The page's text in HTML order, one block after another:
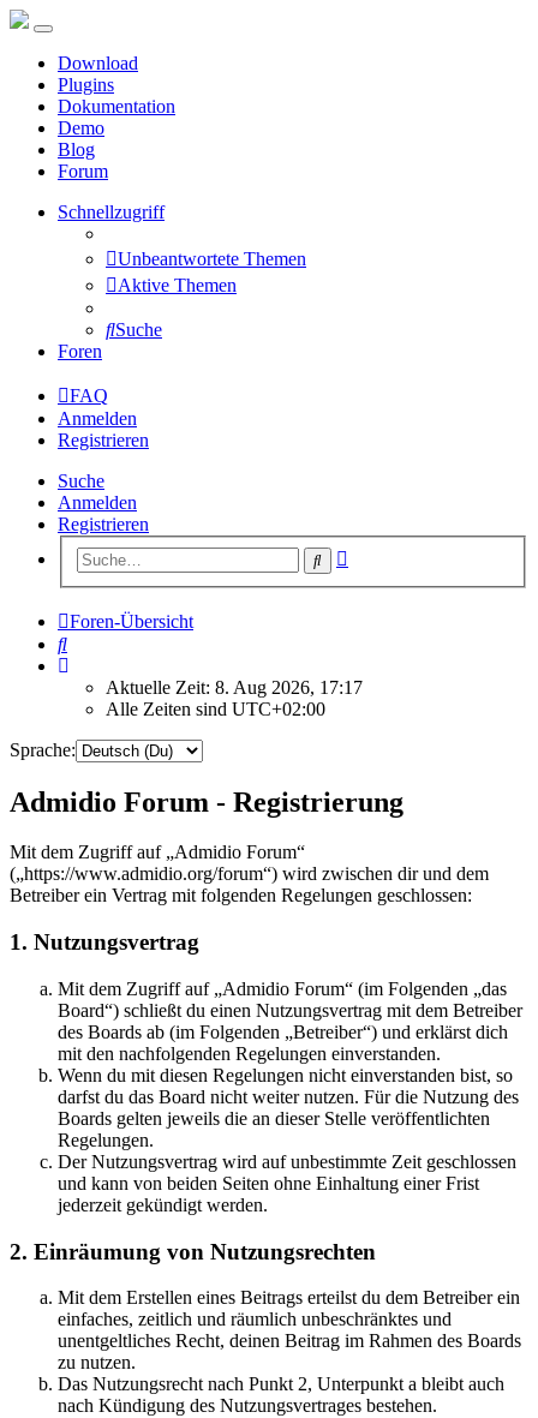
Download
Plugins
Dokumentation
Demo
Blog
Forum
Schnellzugriff
Unbeantwortete Themen
Aktive Themen
Suche
Foren
FAQ
Anmelden
Registrieren
Suche
Anmelden
Registrieren
Suche
Foren-Übersicht
Suche
Aktuelle Zeit: 8. Aug 2026, 17:17
Alle Zeiten sind UTC+02:00
Sprache:
Admidio Forum - Registrierung
Mit dem Zugriff auf „Admidio Forum“
(„https://www.admidio.org/forum“) wird zwischen dir und dem
Betreiber ein Vertrag mit folgenden Regelungen geschlossen:
1. Nutzungsvertrag
Mit dem Zugriff auf „Admidio Forum“ (im Folgenden „das
Board“) schließt du einen Nutzungsvertrag mit dem Betreiber
des Boards ab (im Folgenden „Betreiber“) und erklärst dich
mit den nachfolgenden Regelungen einverstanden.
Wenn du mit diesen Regelungen nicht einverstanden bist, so
darfst du das Board nicht weiter nutzen. Für die Nutzung des
Boards gelten jeweils die an dieser Stelle veröffentlichten
Regelungen.
Der Nutzungsvertrag wird auf unbestimmte Zeit geschlossen
und kann von beiden Seiten ohne Einhaltung einer Frist
jederzeit gekündigt werden.
2. Einräumung von Nutzungsrechten
Mit dem Erstellen eines Beitrags erteilst du dem Betreiber ein
einfaches, zeitlich und räumlich unbeschränktes und
unentgeltliches Recht, deinen Beitrag im Rahmen des Boards
zu nutzen.
Das Nutzungsrecht nach Punkt 2, Unterpunkt a bleibt auch
nach Kündigung des Nutzungsvertrages bestehen.